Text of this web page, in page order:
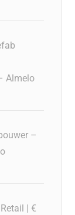
Almelo
–
| €